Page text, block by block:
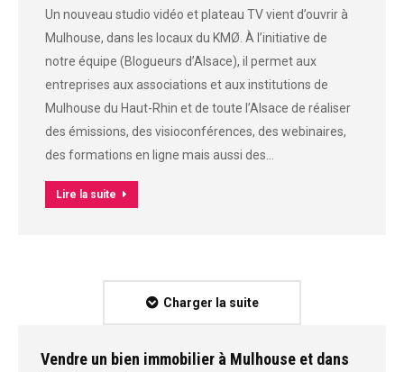
Un nouveau studio vidéo et plateau TV vient d’ouvrir à
Mulhouse, dans les locaux du KMØ. À l’initiative de
notre équipe (Blogueurs d’Alsace), il permet aux
entreprises aux associations et aux institutions de
Mulhouse du Haut-Rhin et de toute l’Alsace de réaliser
des émissions, des visioconférences, des webinaires,
des formations en ligne mais aussi des…
Lire la suite
Charger la suite
Vendre un bien immobilier à Mulhouse et dans